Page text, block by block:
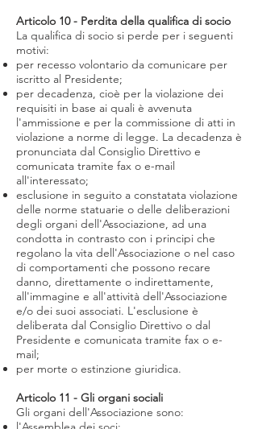
Articolo 10 - Perdita della qualifica di socio
La qualifica di socio si perde per i seguenti
motivi:
per recesso volontario da comunicare per
iscritto al Presidente;
per decadenza, cioè per la violazione dei
requisiti in base ai quali è avvenuta
l'ammissione e per la commissione di atti in
violazione a norme di legge. La decadenza è
pronunciata dal Consiglio Direttivo e
comunicata tramite fax o e-mail
all'interessato;
esclusione in seguito a constatata violazione
delle norme statuarie o delle deliberazioni
degli organi dell'Associazione, ad una
condotta in contrasto con i principi che
regolano la vita dell'Associazione o nel caso
di comportamenti che possono recare
danno, direttamente o indirettamente,
all'immagine e all'attività dell'Associazione
e/o dei suoi associati. L'esclusione è
deliberata dal Consiglio Direttivo o dal
Presidente e comunicata tramite fax o e-
mail;
per morte o estinzione giuridica.
Articolo 11 - Gli organi sociali
Gli organi dell'Associazione sono: